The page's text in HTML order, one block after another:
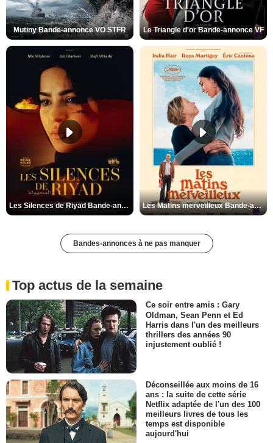
Mutiny Bande-annonce VO STFR Le Triangle d'or Bande-annonce VF
Les Silences de Riyad Bande-annonce VO STFR Les Matins merveilleux Bande-annonce VF
Bandes-annonces à ne pas manquer
Top actus de la semaine
Ce soir entre amis : Gary
Oldman, Sean Penn et Ed
Harris dans l'un des meilleurs
thrillers des années 90
injustement oublié !
Déconseillée aux moins de 16
ans : la suite de cette série
Netflix adaptée de l'un des 100
meilleurs livres de tous les
temps est disponible
aujourd'hui